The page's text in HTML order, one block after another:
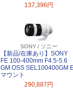
137,396円
SONY / ソニー
【新品/在庫あり】SONY
FE 100-400mm F4.5-5.6
GM OSS SEL100400GM
マウント
290,887円